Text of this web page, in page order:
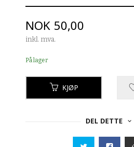
Pris
NOK 50,00
inkl. mva.
På lager
KJØP
DEL DETTE